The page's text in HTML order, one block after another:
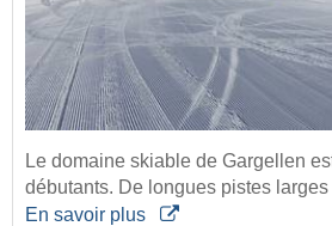
Le domaine skiable de Gargellen
débutants. De longues pistes
En savoir plus